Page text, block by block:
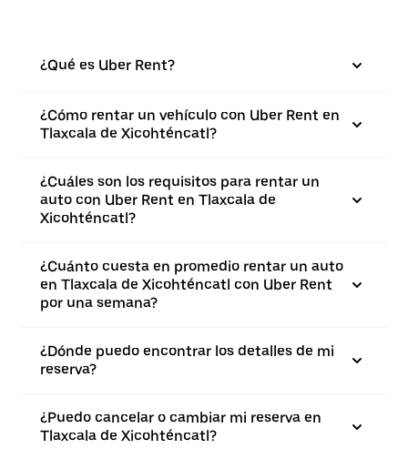
¿Qué es Uber Rent?
¿Cómo rentar un vehículo con Uber Rent en
Tlaxcala de Xicohténcatl?
¿Cuáles son los requisitos para rentar un
auto con Uber Rent en Tlaxcala de
Xicohténcatl?
¿Cuánto cuesta en promedio rentar un auto
en Tlaxcala de Xicohténcatl con Uber Rent
por una semana?
¿Dónde puedo encontrar los detalles de mi
reserva?
¿Puedo cancelar o cambiar mi reserva en
Tlaxcala de Xicohténcatl?